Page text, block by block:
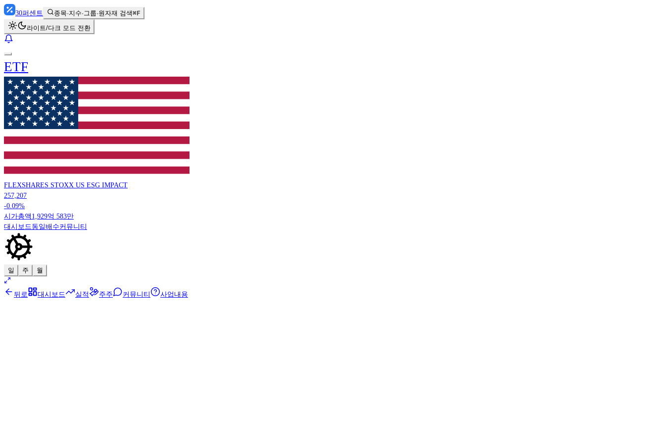
30퍼센트 종목·지수·그룹·원자재 검색⌘F
라이트/다크 모드 전환
ETF
FLEXSHARES STOXX US ESG IMPACT
257,207
-0.09%
시가총액 1,929억 583만
대시보드 동일배수커뮤니티
일 주 월
뒤로 대시보드 실적 주주 커뮤니티 사업내용